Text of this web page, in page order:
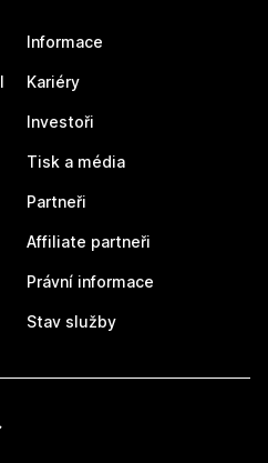
Informace
Kariéry
Investoři
Tisk a média
Partneři
Affiliate partneři
Právní informace
Stav služby